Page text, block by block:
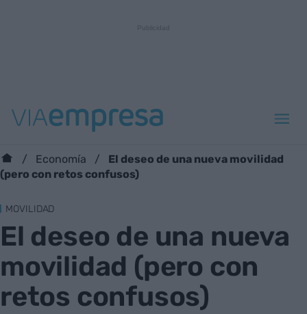
Economía
El deseo de una nueva movilidad
(pero con retos confusos)
MOVILIDAD
El deseo de una nueva
movilidad (pero con
retos confusos)